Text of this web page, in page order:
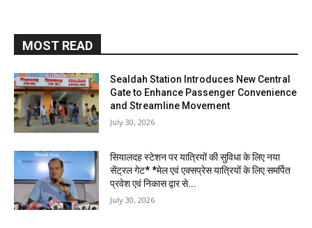
MOST READ
Sealdah Station Introduces New Central
Gate to Enhance Passenger Convenience
and Streamline Movement
July 30, 2026
सियालदह स्टेशन पर यात्रियों की सुविधा के लिए नया
सेंट्रल गेट* *मेल एवं एक्सप्रेस यात्रियों के लिए समर्पित
प्रवेश एवं निकास द्वार से...
July 30, 2026